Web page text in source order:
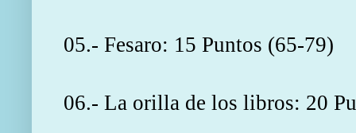
05.- Fesaro: 15 Puntos (65-79)
06.- La orilla de los libros: 20